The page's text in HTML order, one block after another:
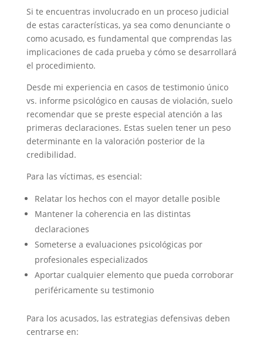
Si te encuentras involucrado en un proceso judicial
de estas características, ya sea como denunciante o
como acusado, es fundamental que comprendas las
implicaciones de cada prueba y cómo se desarrollará
el procedimiento.
Desde mi experiencia en casos de testimonio único
vs. informe psicológico en causas de violación, suelo
recomendar que se preste especial atención a las
primeras declaraciones. Estas suelen tener un peso
determinante en la valoración posterior de la
credibilidad.
Para las víctimas, es esencial:
Relatar los hechos con el mayor detalle posible
Mantener la coherencia en las distintas
declaraciones
Someterse a evaluaciones psicológicas por
profesionales especializados
Aportar cualquier elemento que pueda corroborar
periféricamente su testimonio
Para los acusados, las estrategias defensivas deben
centrarse en: